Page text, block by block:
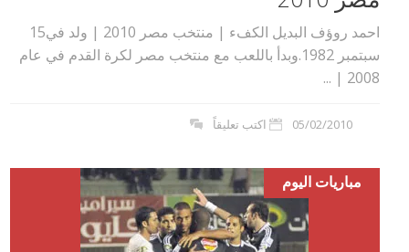
احمد روؤف البديل الكفء | منتخب مصر 2010 | ولد في15
سبتمبر 1982.وبدأ باللعب مع منتخب مصر لكرة القدم في عام
2008 | ...
05/02/2010 اكتب تعليقاً
مباريات اليوم